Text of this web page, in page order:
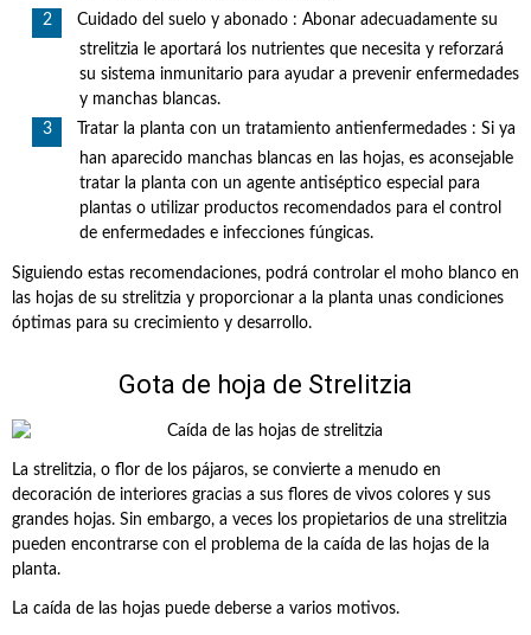
Cuidado del suelo y abonado : Abonar adecuadamente su
strelitzia le aportará los nutrientes que necesita y reforzará
su sistema inmunitario para ayudar a prevenir enfermedades
y manchas blancas.
Tratar la planta con un tratamiento antienfermedades : Si ya
han aparecido manchas blancas en las hojas, es aconsejable
tratar la planta con un agente antiséptico especial para
plantas o utilizar productos recomendados para el control
de enfermedades e infecciones fúngicas.
Siguiendo estas recomendaciones, podrá controlar el moho blanco en
las hojas de su strelitzia y proporcionar a la planta unas condiciones
óptimas para su crecimiento y desarrollo.
Gota de hoja de Strelitzia
La strelitzia, o flor de los pájaros, se convierte a menudo en
decoración de interiores gracias a sus flores de vivos colores y sus
grandes hojas. Sin embargo, a veces los propietarios de una strelitzia
pueden encontrarse con el problema de la caída de las hojas de la
planta.
La caída de las hojas puede deberse a varios motivos.